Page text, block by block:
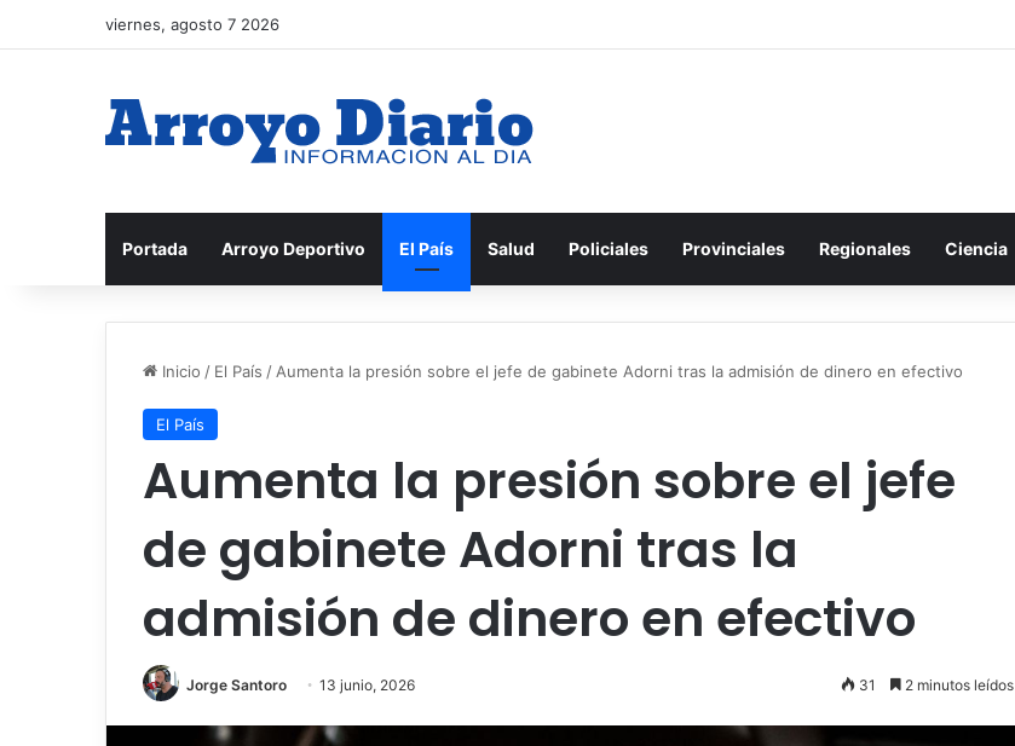
viernes, agosto 7 2026
Portada Arroyo Deportivo El País Salud Policiales Provinciales Regionales Ciencia
Inicio / El País / Aumenta la presión sobre el jefe de gabinete Adorni tras la admisión de dinero en efectivo
El País
Aumenta la presión sobre el jefe
de gabinete Adorni tras la
admisión de dinero en efectivo
Jorge Santoro 13 junio, 2026 31 2 minutos leídos